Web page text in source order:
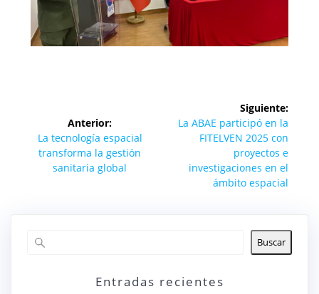
de
entradas
Anterior:
Entrada
anterior:
La tecnología espacial
transforma la gestión
sanitaria global
Siguiente:
Siguiente
entrada:
La ABAE participó en la
FITELVEN 2025 con
proyectos e
investigaciones en el
ámbito espacial
Buscar
Entradas recientes